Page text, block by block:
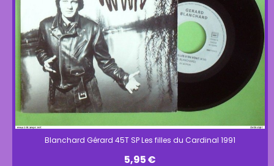
Blanchard Gérard 45T SP Les filles du Cardinal 1991
5,95€